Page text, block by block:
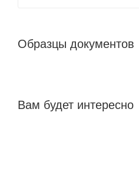
Образцы документов
Вам будет интересно